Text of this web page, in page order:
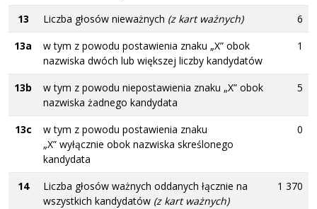
13
Liczba głosów nieważnych (z kart ważnych)
6
13a
w tym z powodu postawienia znaku „X” obok
nazwiska dwóch lub większej liczby kandydatów
1
13b
w tym z powodu niepostawienia znaku „X” obok
nazwiska żadnego kandydata
5
13c
w tym z powodu postawienia znaku
„X” wyłącznie obok nazwiska skreślonego
kandydata
0
14
Liczba głosów ważnych oddanych łącznie na
wszystkich kandydatów (z kart ważnych)
1 370